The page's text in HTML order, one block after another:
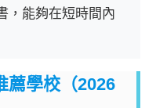
，能夠在短時間內
薦學校（2026